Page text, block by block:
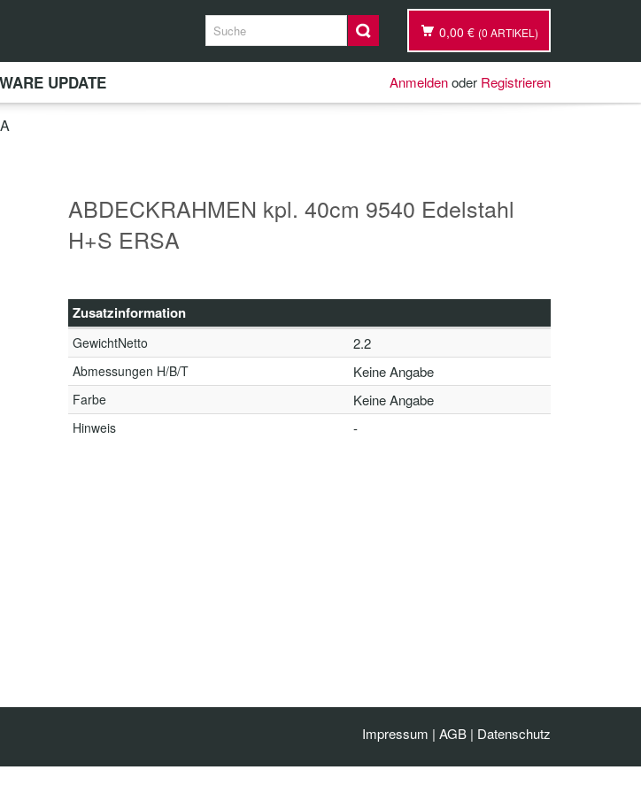
0,00 € (0 ARTIKEL)
UPDATE Anmeldenoder Registrieren
ABDECKRAHMEN kpl. 40cm 9540 Edelstahl
H+S ERSA
Zusatzinformation
GewichtNetto 2.2
Abmessungen H/B/T Keine Angabe
Farbe Keine Angabe
Hinweis -
Impressum | AGB | Datenschutz